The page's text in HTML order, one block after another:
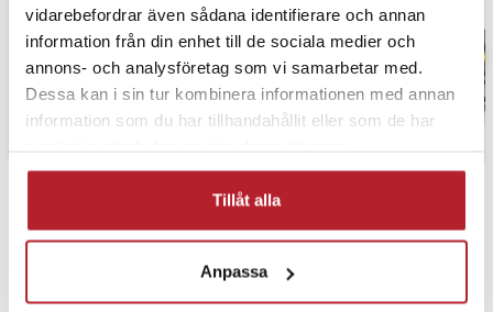
vidarebefordrar även sådana identifierare och annan
information från din enhet till de sociala medier och
annons- och analysföretag som vi samarbetar med.
Dessa kan i sin tur kombinera informationen med annan
information som du har tillhandahållit eller som de har
Tillåt alla
Anpassa
PRISGARANTI
UTFÖRSÄLJNING